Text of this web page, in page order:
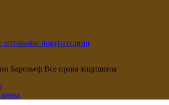
оптовыми покупателями
Барельеф Все права защищены
цены